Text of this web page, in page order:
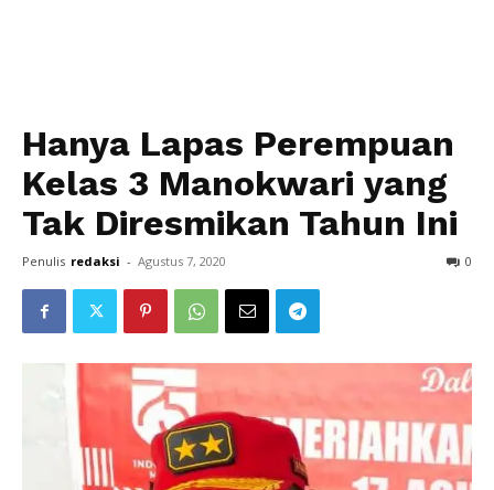
Hanya Lapas Perempuan
Kelas 3 Manokwari yang
Tak Diresmikan Tahun Ini
Penulis redaksi - Agustus 7, 2020 0